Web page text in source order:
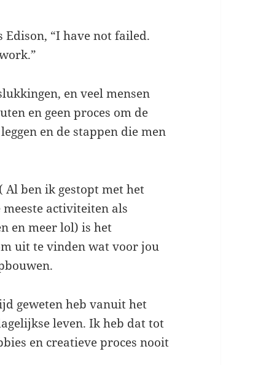
“I have not failed.
en veel mensen
en geen proces om de
en de stappen die men
Al ben ik gestopt met het
activiteiten als
en meer lol) is het
uit te vinden wat voor jou
geweten heb vanuit het
leven. Ik heb dat tot
en creatieve proces nooit